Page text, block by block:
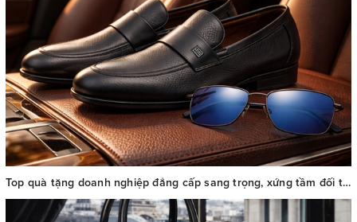
Top quà tặng doanh nghiệp đẳng cấp sang trọng, xứng tầm đối tác